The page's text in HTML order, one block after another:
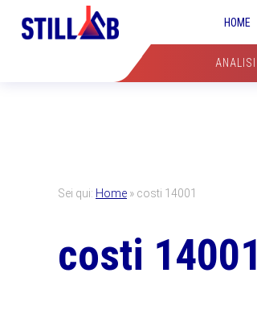
HOME
ANALISI
Sei qui: Home » costi 14001
costi 14001